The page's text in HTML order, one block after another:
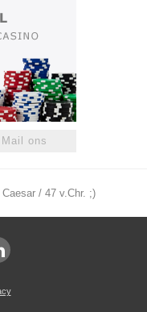
ons
/ 47 v.Chr. ;)